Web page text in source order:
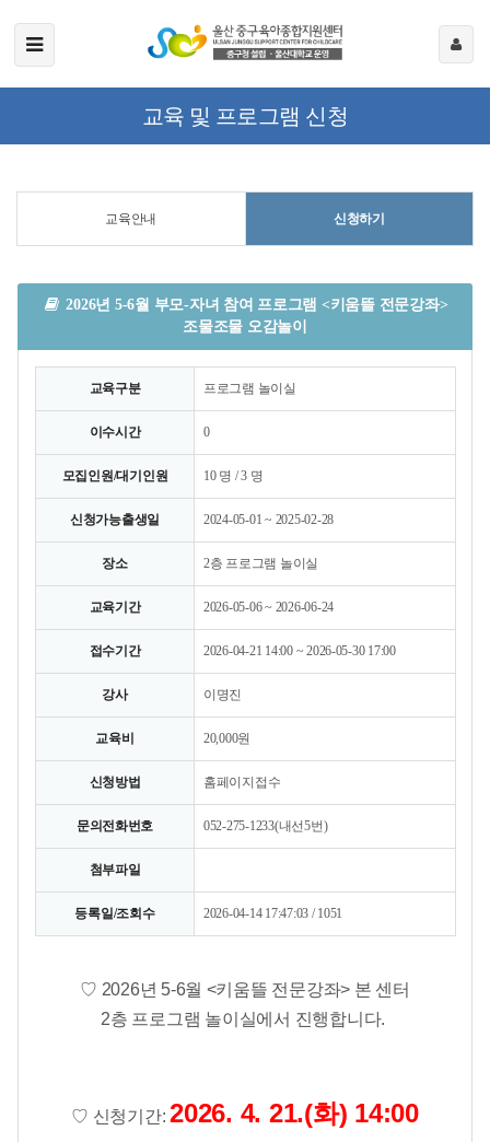
교육 및 프로그램 신청
교육안내 신청하기
2026년 5-6월 부모-자녀 참여 프로그램 <키움뜰 전문강좌>
조물조물 오감놀이
교육구분 프로그램 놀이실
이수시간 0
모집인원/대기인원 10 명 / 3 명
신청가능출생일 2024-05-01 ~ 2025-02-28
장소 2층 프로그램 놀이실
교육기간 2026-05-06 ~ 2026-06-24
접수기간 2026-04-21 14:00 ~ 2026-05-30 17:00
강사 이명진
교육비 20,000원
신청방법 홈페이지접수
문의전화번호 052-275-1233(내선5번)
첨부파일
등록일/조회수 2026-04-14 17:47:03 / 1051
♡ ​2026년 5-6월 <키움뜰 전문강좌> 본 센터
2층 프로그램 놀이실에서 진행합니다.
♡ 신청기간:2026. 4. 21.(화) 14:00